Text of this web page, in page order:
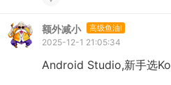
额外减小 高级鱼油I
2025-12-1 21:05:34
Android Studio,新手选